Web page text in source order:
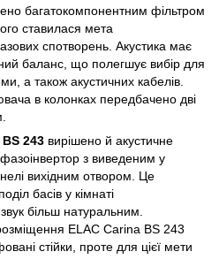
багатокомпонентним фільтром
ставилася мета
спотворень. Акустика має
баланс, що полегшує вибір для
а також акустичних кабелів.
в колонках передбачено дві
243 вирішено й акустичне
з виведеним у
вихідним отвором. Це
басів у кімнаті
більш натуральним.
ELAC Carina BS 243
стійки, проте для цієї мети